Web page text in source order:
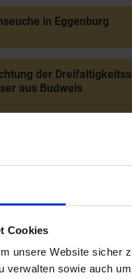
Cookies
unsere Website sicher
verwalten sowie auch
in Eggenburg
der
aus Budweis
von Graf Anton